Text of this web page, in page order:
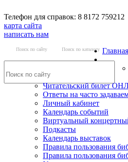
Телефон для справок: 8 8172 759212
карта сайта
написать нам
Поиск по сайту Поиск по каталогу Главная
Читательский билет
Ответы на часто
Личный кабинет
Календарь событий
Виртуальный
Подкасты
Календарь выставок
Правила пользования
Правила пользования